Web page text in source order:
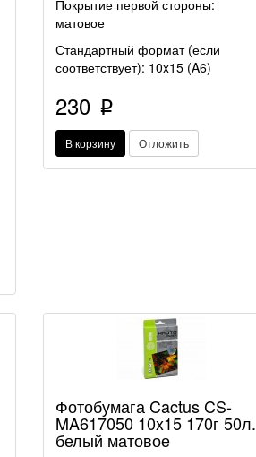
Покрытие первой стороны:
матовое
Стандартный формат (если
соответствует): 10x15 (A6)
230 p
В корзину Отложить
Фотобумага Cactus CS-
MA617050 10x15 170г 50л.
белый матовое